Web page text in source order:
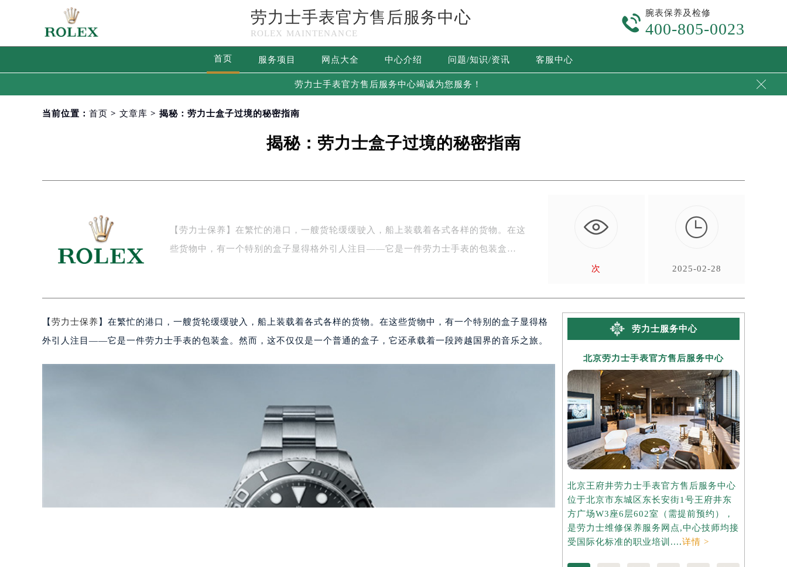
劳力士手表官方售后服务中心
ROLEX MAINTENANCE

腕表保养及检修
400-805-0023
首页 服务项目 网点大全 中心介绍 问题/知识/资讯 客服中心
劳力士手表官方售后服务中心竭诚为您服务！ 
当前位置： 首页 > 文章库 > 揭秘：劳力士盒子过境的秘密指南
揭秘：劳力士盒子过境的秘密指南
【劳力士保养】在繁忙的港口，一艘货轮缓缓驶入，船上装载着各式各样的货物。在这
些货物中，有一个特别的盒子显得格外引人注目——它是一件劳力士手表的包装盒…
次

2025-02-28
【 劳力士保养 】在繁忙的港口，一艘货轮缓缓驶入，船上装载着各式各样的货物。在这些货物中，有一个特别的盒子显得格
外引人注目——它是一件劳力士手表的包装盒。然而，这不仅仅是一个普通的盒子，它还承载着一段跨越国界的音乐之旅。
劳力士服务中心
北京劳力士手表官方售后服务中心
北京王府井劳力士手表官方售后服务中心
位于北京市东城区东长安街1号王府井东
方广场W3座6层602室（需提前预约），
是劳力士维修保养服务网点,中心技师均接
受国际化标准的职业培训....详情 >